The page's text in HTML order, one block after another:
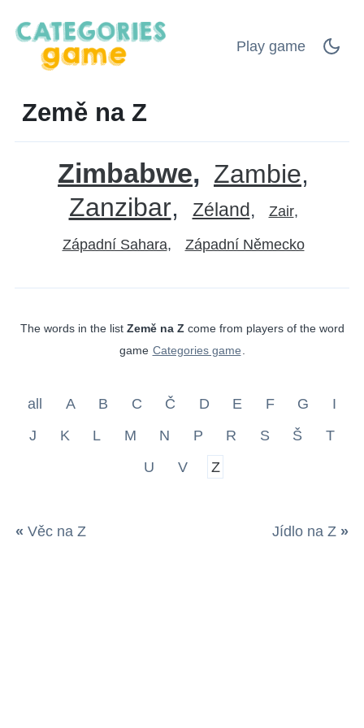
Play game
Země na Z
Zimbabwe
Zambie
Zanzibar
Zéland Zair
Západní Sahara Západní Německo
The words in the list Země na Z come from players of the word
game Categories game
all A B C Č D E F G
I
J
K L M N P R S Š
T
U
V Z
« Věc na Z Jídlo na Z »